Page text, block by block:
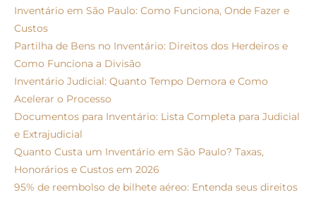
Inventário em São Paulo: Como Funciona, Onde Fazer e
Custos
Partilha de Bens no Inventário: Direitos dos Herdeiros e
Como Funciona a Divisão
Inventário Judicial: Quanto Tempo Demora e Como
Acelerar o Processo
Documentos para Inventário: Lista Completa para Judicial
e Extrajudicial
Quanto Custa um Inventário em São Paulo? Taxas,
Honorários e Custos em 2026
95% de reembolso de bilhete aéreo: Entenda seus direitos